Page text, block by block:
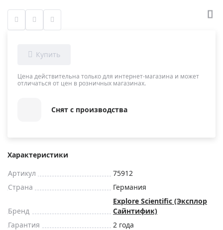
Цена действительна только для интернет-магазина и может
отличаться от цен в розничных магазинах.
Снят с производства
Характеристики
Артикул
75912
Страна
Германия
Бренд
Explore Scientific (Эксплор
Сайнтифик)
Гарантия
2 года